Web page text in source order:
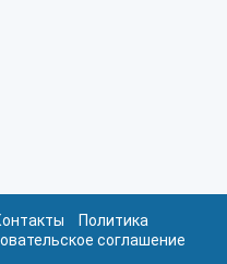
Политика
соглашение